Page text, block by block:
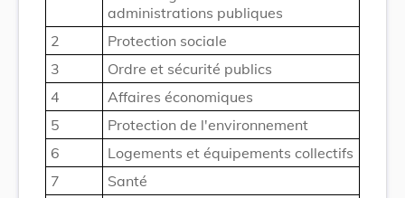
administrations publiques
2
Protection sociale
3
Ordre et sécurité publics
4
Affaires économiques
5
Protection de l'environnement
6
Logements et équipements collectifs
7
Santé